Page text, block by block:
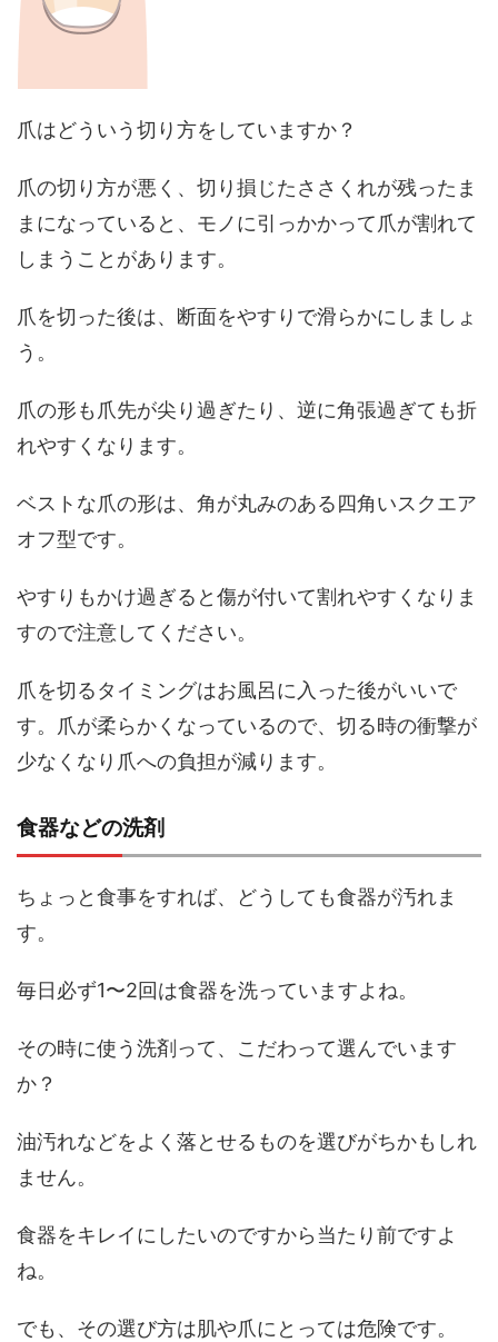
爪はどういう切り方をしていますか？
爪の切り方が悪く、切り損じたささくれが残ったま
まになっていると、モノに引っかかって爪が割れて
しまうことがあります。
爪を切った後は、断面をやすりで滑らかにしましょ
う。
爪の形も爪先が尖り過ぎたり、逆に角張過ぎても折
れやすくなります。
ベストな爪の形は、角が丸みのある四角いスクエア
オフ型です。
やすりもかけ過ぎると傷が付いて割れやすくなりま
すので注意してください。
爪を切るタイミングはお風呂に入った後がいいで
す。爪が柔らかくなっているので、切る時の衝撃が
少なくなり爪への負担が減ります。
食器などの洗剤
ちょっと食事をすれば、どうしても食器が汚れま
す。
毎日必ず1〜2回は食器を洗っていますよね。
その時に使う洗剤って、こだわって選んでいます
か？
油汚れなどをよく落とせるものを選びがちかもしれ
ません。
食器をキレイにしたいのですから当たり前ですよ
ね。
でも、その選び方は肌や爪にとっては危険です。